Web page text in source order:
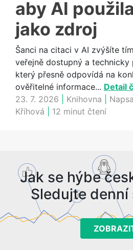
aby AI
jako zdroj
Šanci na citaci v AI zvýšíte
veřejně dostupný a technicky
který přesně odpovídá na
ověřitelné informace... Detail
23. 7. 2026
Knihovna
Kříhová
12 minut čtení
Jak se hýbe
Sledujte